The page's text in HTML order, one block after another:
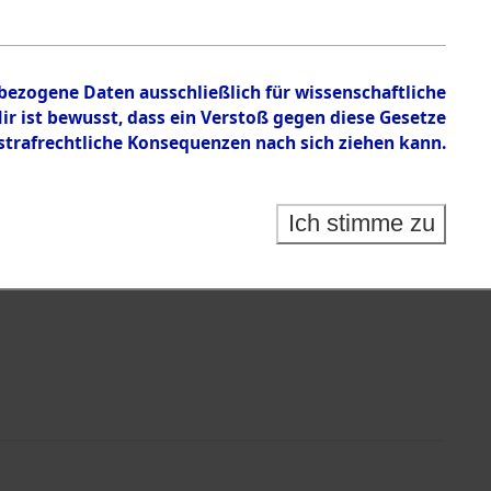
Daten ausschließlich für wissenschaftliche
bewusst, dass ein Verstoß gegen diese Gesetze
Konsequenzen nach sich ziehen kann.
Ich stimme zu